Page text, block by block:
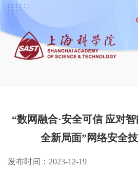
“数网融合·安全可信 应对
全新局面”网络安全
发布时间：2023-12-19